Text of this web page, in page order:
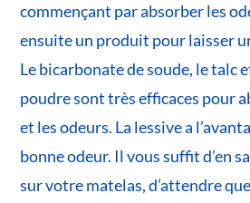
commençant par absorber les
ensuite un produit pour laisser
Le bicarbonate de soude, le talc
poudre sont très efficaces pour
et les odeurs. La lessive a
bonne odeur. Il vous suffit d’en
sur votre matelas, d’attendre